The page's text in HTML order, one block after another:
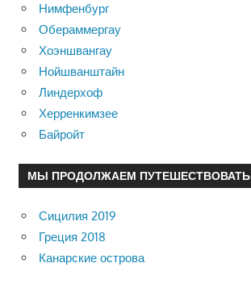
Нимфенбург
Обераммергау
Хоэншвангау
Нойшванштайн
Линдерхоф
Херренкимзее
Байройт
МЫ ПРОДОЛЖАЕМ ПУТЕШЕСТВОВАТЬ
Сицилия 2019
Греция 2018
Канарские острова